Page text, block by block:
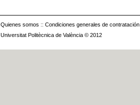
Quienes somos :: Condiciones generales de contratación
Universitat Politècnica de València © 2012